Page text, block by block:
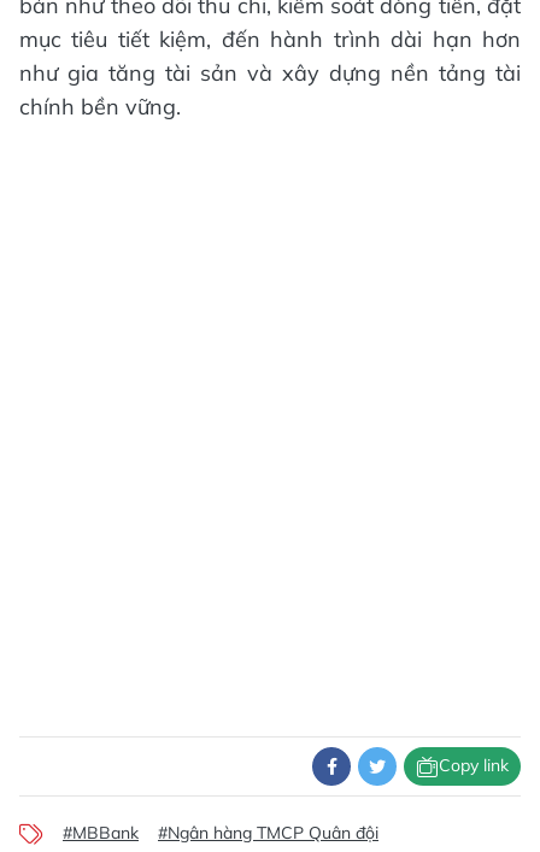
mục tiêu tiết kiệm, đến hành trình dài hạn hơn
như gia tăng tài sản và xây dựng nền tảng tài
chính bền vững.
Copy link
#MBBank #Ngân hàng TMCP Quân đội